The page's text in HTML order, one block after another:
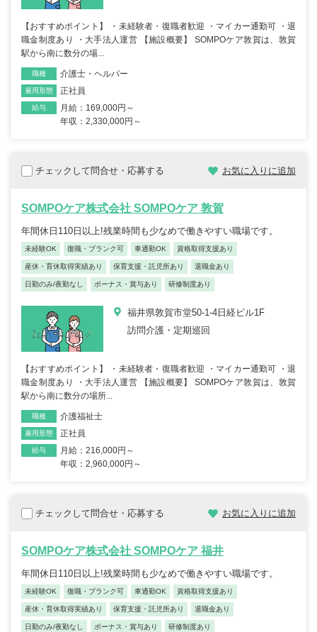
【おすすめポイント】 ・未経験者・復職者歓迎 ・マイカー通勤可 ・退
職金制度あり ・大手法人運営 【施設概要】 SOMPOケア敦賀は、敦賀
駅から南に数分の場...
職種 介護士・ヘルパー
雇用形態 正社員
給与
月給：169,000円～
年収：2,330,000円～
チェックして問合せ・応募する お気に入りに追加
SOMPOケア株式会社 SOMPOケア 敦賀
年間休日110日以上!残業時間も少なめで働きやすい職場です。
未経験OK 復職・ブランク可 車通勤OK 資格取得支援あり
産休・育休取得実績あり 保育支援・託児所あり 退職金あり
日勤のみ/夜勤なし ボーナス・賞与あり 研修制度あり
福井県敦賀市堂50-1-4日経ビル1F
訪問介護・定期巡回
【おすすめポイント】 ・未経験者・復職者歓迎 ・マイカー通勤可 ・退
職金制度あり ・大手法人運営 【施設概要】 SOMPOケア敦賀は、敦賀
駅から南に数分の場所...
職種 介護福祉士
雇用形態 正社員
給与
月給：216,000円～
年収：2,960,000円～
チェックして問合せ・応募する お気に入りに追加
SOMPOケア株式会社 SOMPOケア 福井
年間休日110日以上!残業時間も少なめで働きやすい職場です。
未経験OK 復職・ブランク可 車通勤OK 資格取得支援あり
産休・育休取得実績あり 保育支援・託児所あり 退職金あり
日勤のみ/夜勤なし ボーナス・賞与あり 研修制度あり